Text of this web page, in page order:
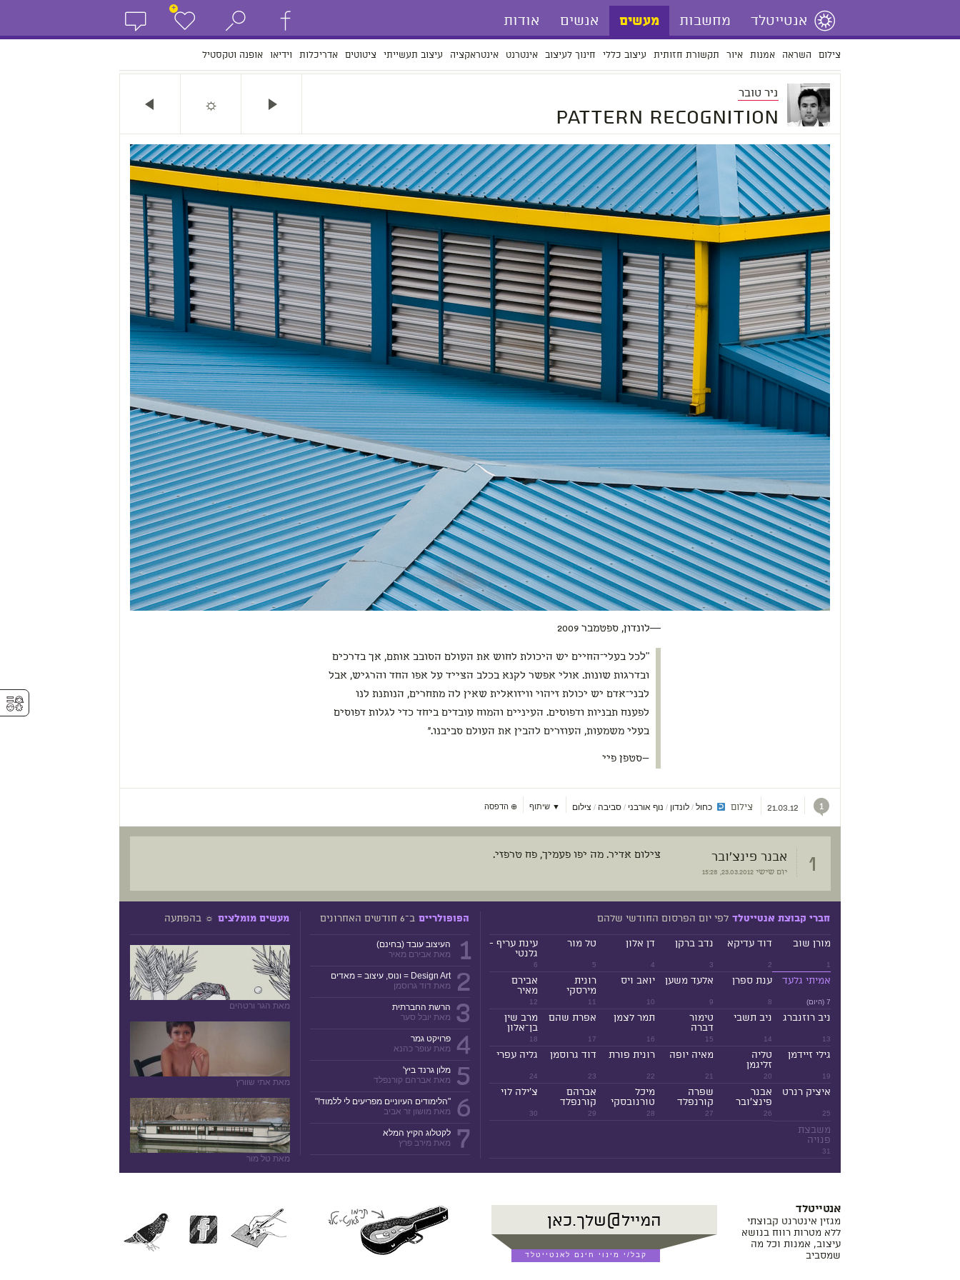
אנטייטלד מחשבות מעשים אנשים אודות
+
צילום השראה אמנות איור תקשורת חזותית עיצוב כללי חינוך לעיצוב אינטרנט אינטראקציה עיצוב תעשייתי ציטוטים אדריכלות וידיאו אופנה וטקסטיל
ניר טובר
Pattern Recognition
☼
—לונדון, ספטמבר 2009
"לכל בעלי־החיים יש היכולת לחוש את העולם הסובב אותם, אך בדרכים
ובדרגות שונות. אולי אפשר לקנא בכלב הצייד על אפו החד והרגיש, אבל
לבני־אדם יש יכולת זיהוי וויזואלית שאין לה מתחרים, הנותנת לנו
לפענח תבניות ודפוסים. העיניים והמוח עובדים ביחד כדי לגלות דפוסים
בעלי משמעות, העוזרים להבין את העולם סביבנו."
—סטפן פיי
1
21.03.12 צילום כחול/ לונדון / נוף אורבני / סביבה/ צילום ▼ שיתוף ⊕ הדפסה
1 אבנר פינצ'ובר
יום שישי
צילום אדיר. מה יפו פעמיך, פח טרפזי.
חברי קבוצת אנטייטלד לפי יום הפרסום החודשי שלהם
1
מורן שוב
2
דוד עדיקא
3
נדב ברקן
4
דן אלון
5
טל מור
6
עינת עריף -
גלנטי
7 (היום)
אמיתי גלעד
8
ענת ספרן
9
אלעד משען
10
יואב ויס
11
רונית
מירסקי
12
אבירם
מאיר
13
ניב רוזנברג
14
ניב תשבי
15
טימור
דברה
16
תמר לצמן
17
אפרת שהם
18
מרב שין
בן־אלון
19
גילי זיידמן
20
טליה
זליגמן
21
מאיה יופה
22
רונית פורת
23
דוד גרוסמן
24
גליה עפרי
25
איציק רנרט
26
אבנר
פינצ'ובר
27
שפרה
קורנפלד
28
מיכל
טורנובסקי
29
אברהם
קורנפלד
30
צ'ילה לוי
31
משבצת
פנויה
הפופולריים ב־6 חודשים האחרונים
1
העיצוב עובד (בחינם)
מאת אבירם מאיר
2
Design Art = ונוס, עיצוב = מאדים
מאת דוד גרוסמן
3
הרשת החברתית
מאת יובל סער
4
פרויקט גמר
מאת עופר כהנא
5
מלון גרנד ביץ'
מאת אברהם קורנפלד
6
"הלימודים העיוניים מפריעים לי ללמוד!"
מאת מושון זר אביב
7
לקטלוג הקיץ המלא
מאת מירב פרץ
מעשים מומלצים ☼ בהפתעה
מאת הגר ורטהים
מאת אתי שוורץ
מאת טל מור
אנטייטלד
מגזין אינטרנט קבוצתי
ללא מטרות רווח בנושא
עיצוב, אמנות וכל מה
שמסביב
⚥︎